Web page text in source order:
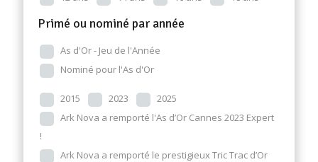
Primé ou nominé par année
As d'Or - Jeu de l'Année
Nominé pour l'As d'Or
2015 2023
2025
Ark Nova a remporté l'As d’Or Cannes 2023 Expert
!
Ark Nova a remporté le prestigieux Tric Trac d’Or